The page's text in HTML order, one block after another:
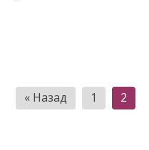
Пагинация
записей
« Назад 1 2